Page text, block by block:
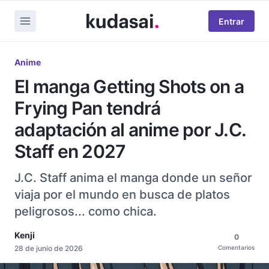
Entrar
Anime
El manga Getting Shots on a
Frying Pan tendrá
adaptación al anime por J.C.
Staff en 2027
J.C. Staff anima el manga donde un señor
viaja por el mundo en busca de platos
peligrosos... como chica.
Kenji
28 de junio de 2026
0
Comentarios